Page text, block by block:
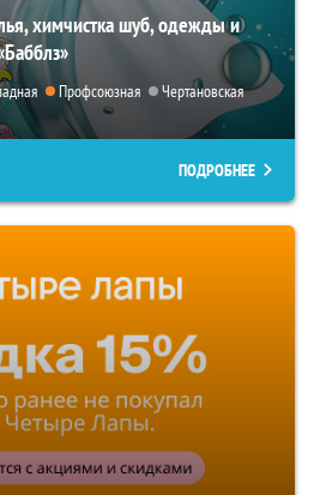
химчистка шуб, одежды и
Профсоюзная
Чертановская
ПОДРОБНЕЕ